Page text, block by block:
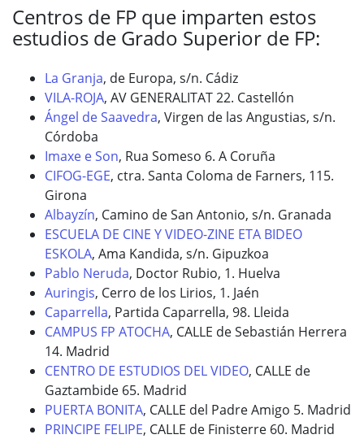
Centros de FP que imparten estos
estudios de Grado Superior de FP:
La Granja, de Europa, s/n. Cádiz
VILA-ROJA, AV GENERALITAT 22. Castellón
Ángel de Saavedra, Virgen de las Angustias, s/n.
Córdoba
Imaxe e Son, Rua Someso 6. A Coruña
CIFOG-EGE, ctra. Santa Coloma de Farners, 115.
Girona
Albayzín, Camino de San Antonio, s/n. Granada
ESCUELA DE CINE Y VIDEO-ZINE ETA BIDEO
ESKOLA, Ama Kandida, s/n. Gipuzkoa
Pablo Neruda, Doctor Rubio, 1. Huelva
Auringis, Cerro de los Lirios, 1. Jaén
Caparrella, Partida Caparrella, 98. Lleida
CAMPUS FP ATOCHA, CALLE de Sebastián Herrera
14. Madrid
CENTRO DE ESTUDIOS DEL VIDEO, CALLE de
Gaztambide 65. Madrid
PUERTA BONITA, CALLE del Padre Amigo 5. Madrid
PRINCIPE FELIPE, CALLE de Finisterre 60. Madrid